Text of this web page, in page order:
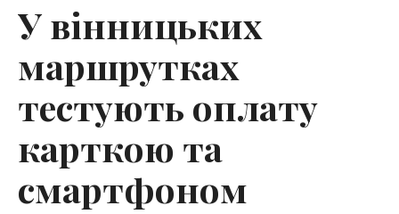
У вінницьких
маршрутках
тестують оплату
карткою та
смартфоном